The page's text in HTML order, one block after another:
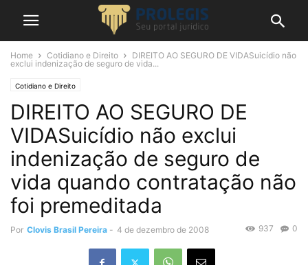
Home Cotidiano e Direito
DIREITO AO SEGURO DE VIDASuicídio não
exclui indenização de seguro de vida...
Cotidiano e Direito
DIREITO AO SEGURO DE
VIDASuicídio não exclui
indenização de seguro de
vida quando contratação não
foi premeditada
Por Clovis Brasil Pereira - 4 de dezembro de 2008 0
937